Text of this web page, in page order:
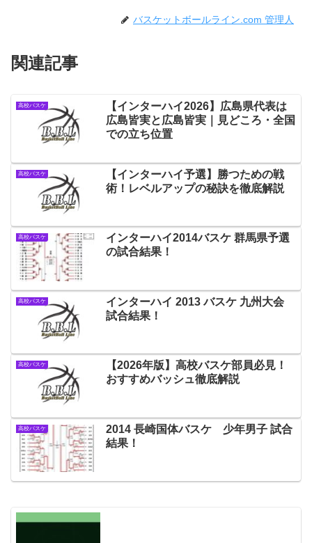
バスケットボールライン.com 管理人
関連記事
高校バスケ
【インターハイ2026】広島県代表は
広島皆実と広島皆実｜見どころ・全国
での立ち位置
高校バスケ
【インターハイ予選】勝つための戦
術！レベルアップの秘訣を徹底解説
高校バスケ
インターハイ2014バスケ 群馬県予選
の試合結果！
高校バスケ
インターハイ 2013 バスケ 九州大会
試合結果！
高校バスケ
【2026年版】高校バスケ部員必見！
おすすめバッシュ徹底解説
高校バスケ
2014 長崎国体バスケ 少年男子 試合
結果！